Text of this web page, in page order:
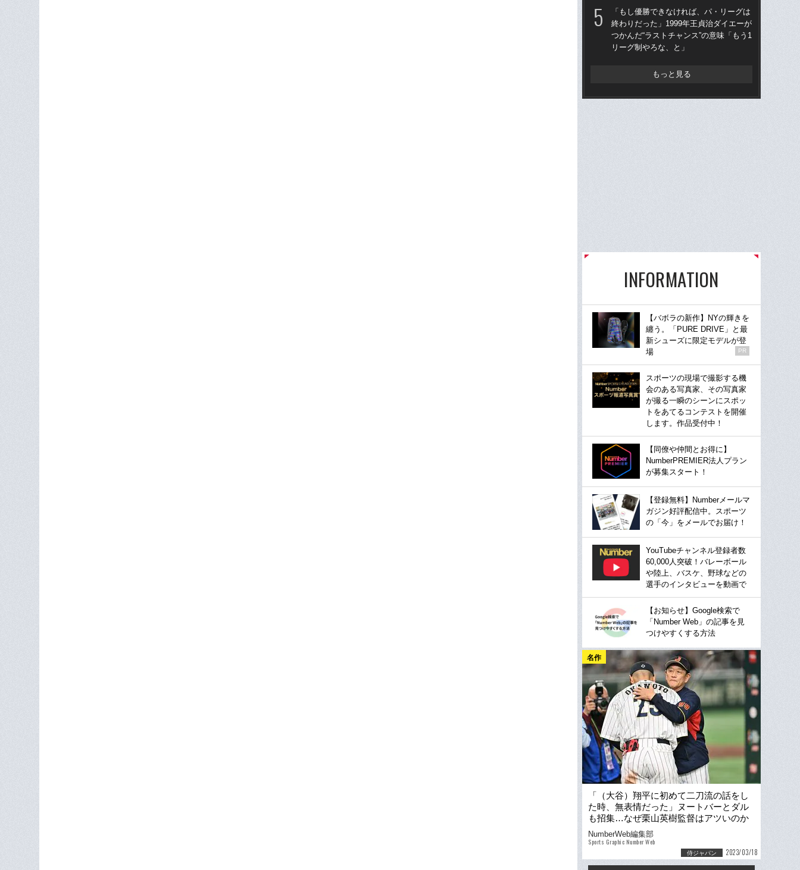
「もし優勝できなければ、パ・リーグは
終わりだった」1999年王貞治ダイエーが
つかんだ“ラストチャンス”の意味「もう1
リーグ制やろな、と」
もっと見る
INFORMATION
【バボラの新作】NYの輝きを
纏う。「PURE DRIVE」と最
新シューズに限定モデルが登
場
PR
スポーツの現場で撮影する機
会のある写真家、その写真家
が撮る一瞬のシーンにスポッ
トをあてるコンテストを開催
します。作品受付中！
【同僚や仲間とお得に】
NumberPREMIER法人プラン
が募集スタート！
【登録無料】Numberメールマ
ガジン好評配信中。スポーツ
の「今」をメールでお届け！
YouTubeチャンネル登録者数
60,000人突破！バレーボール
や陸上、バスケ、野球などの
選手のインタビューを動画で
【お知らせ】Google検索で
「Number Web」の記事を見
つけやすくする方法
名作
「（大谷）翔平に初めて二刀流の話をし
た時、無表情だった」ヌートバーとダル
も招集…なぜ栗山英樹監督はアツいのか
「熱闘甲子園を思い出すんだ」
NumberWeb編集部
Sports Graphic Number Web
侍ジャパン 2023/03/18